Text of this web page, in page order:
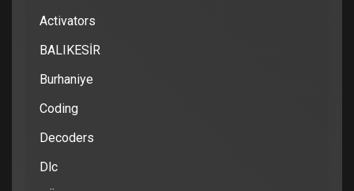
Activators
BALIKESİR
Burhaniye
Coding
Decoders
Dlc